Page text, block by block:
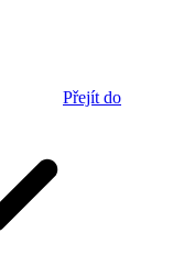
Přejít do